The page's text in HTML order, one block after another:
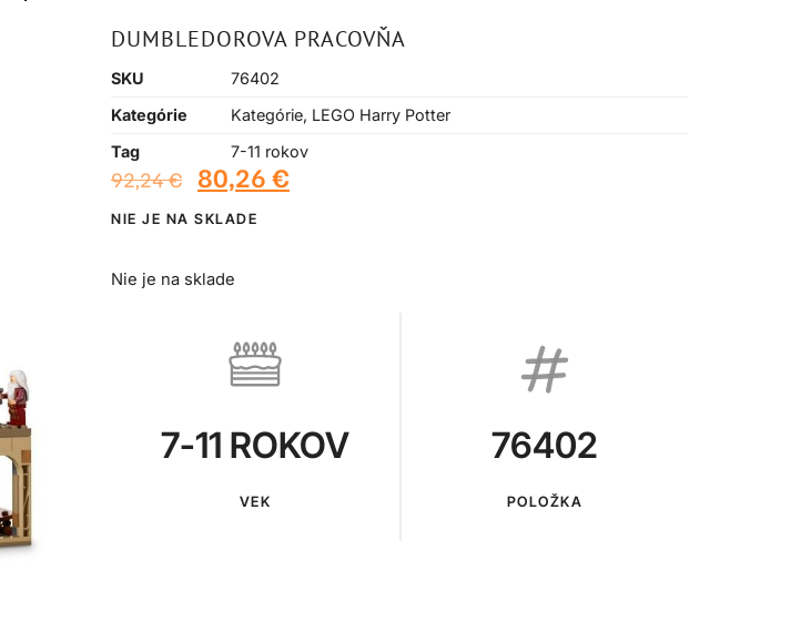
DUMBLEDOROVA PRACOVŇA
SKU
76402
Kategórie
Kategórie, LEGO Harry Potter
Tag
7-11 rokov
92,24€ 80,26 €
NIE JE NA SKLADE
Nie je na sklade
7-11 ROKOV
VEK
76402
POLOŽKA